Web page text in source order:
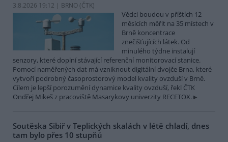
3.8.2026 19:12 | BRNO (ČTK)
Vědci boudou v příštích 12
měsících měřit na 35 místech v
Brně koncentrace
znečišťujících látek. Od
minulého týdne instalují
senzory, které doplní stávající referenční monitorovací stanice.
Pomocí naměřených dat má vzniknout digitální dvojče Brna, které
vytvoří podrobný časoprostorový model kvality ovzduší v Brně.
Cílem je lepší porozumění dynamice kvality ovzduší, řekl ČTK
Ondřej Mikeš z pracoviště Masarykovy univerzity RECETOX.
Soutěska Sibiř v Teplických skalách v létě chladí, dnes
tam bylo přes 10 stupňů